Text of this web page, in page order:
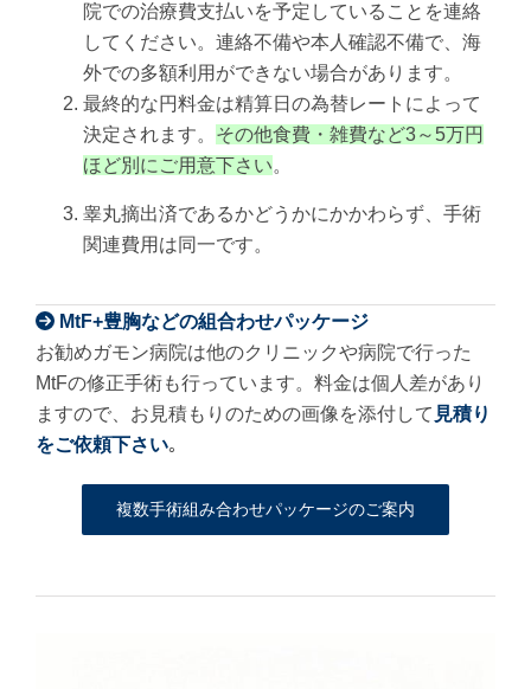
院での治療費支払いを予定していることを連絡
してください。連絡不備や本人確認不備で、海
外での多額利用ができない場合があります。
最終的な円料金は精算日の為替レートによって
決定されます。 その他食費・雑費など3～5万円
ほど別にご用意下さい。
睾丸摘出済であるかどうかにかかわらず、手術
関連費用は同一です。
MtF+豊胸などの組合わせパッケージ
お勧めガモン病院は他のクリニックや病院で行った
MtFの修正手術も行っています。料金は個人差があり
ますので、お見積もりのための画像を添付して 見積り
をご依頼下さい｡
複数手術組み合わせパッケージのご案内